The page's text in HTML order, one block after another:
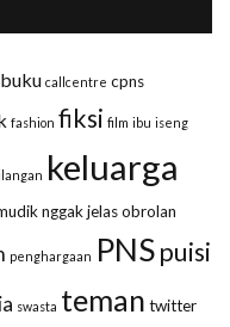
buku callcentre cpns
fashion fiksi film ibu iseng
keluarga
nggak jelasobrolan
penghargaan PNSpuisi
swasta teman twitter